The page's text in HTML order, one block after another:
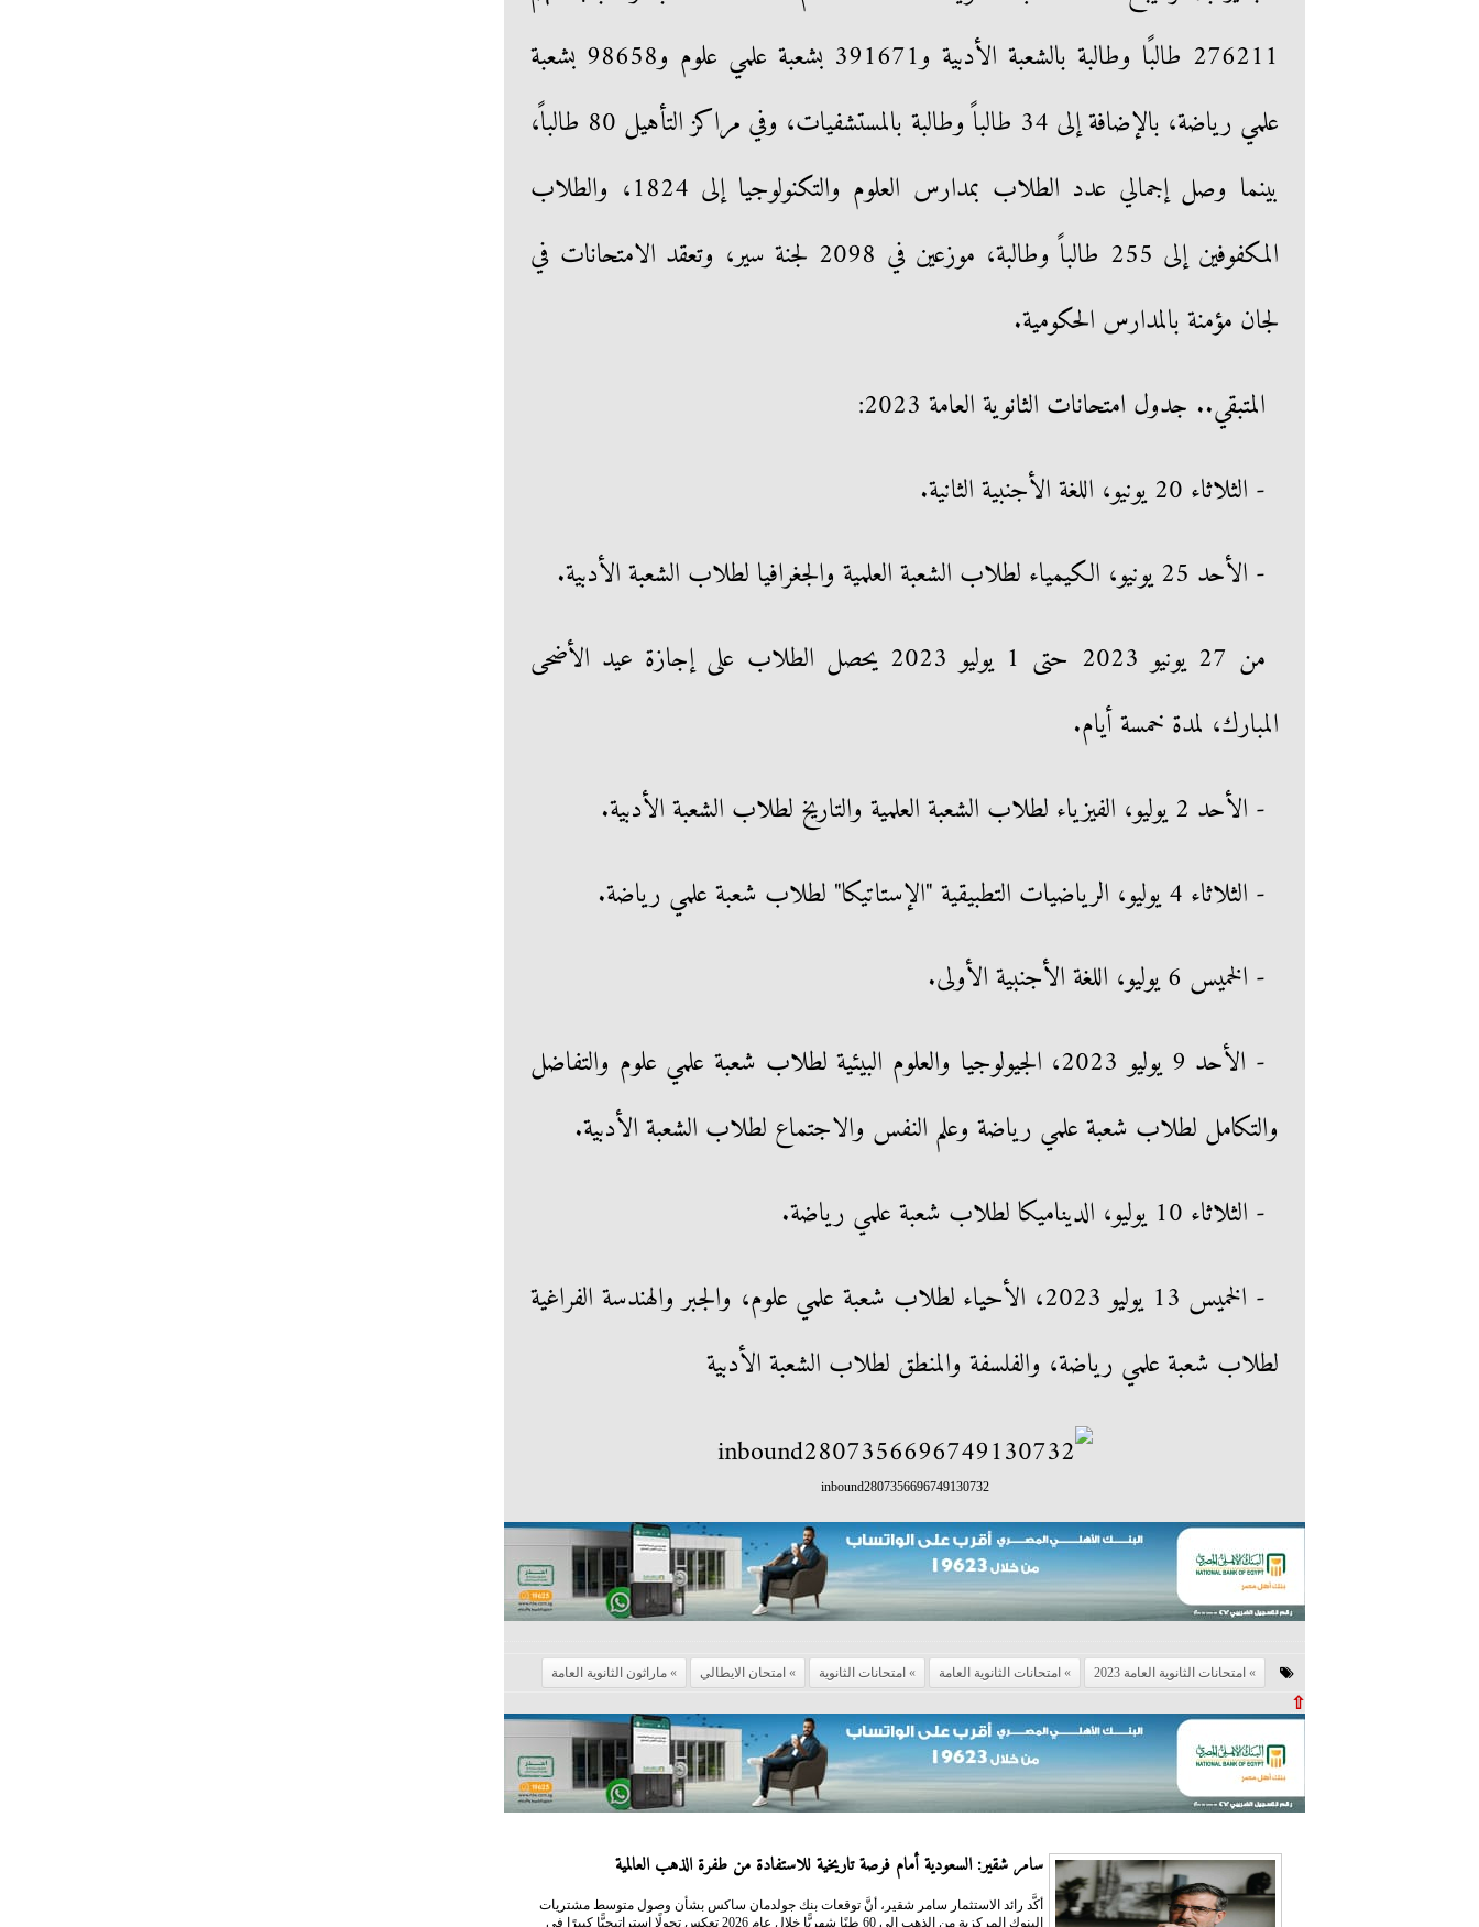
276211 طالبًا وطالبة بالشعبة الأدبية و391671 بشعبة علمي علوم و98658 بشعبة
علمي رياضة، بالإضافة إلى 34 طالباً وطالبة بالمستشفيات، وفي مراكز التأهيل 80 طالباً،
بينما وصل إجمالي عدد الطلاب بمدارس العلوم والتكنولوجيا إلى 1824، والطلاب
المكفوفين إلى 255 طالباً وطالبة، موزعين في 2098 لجنة سير، وتعقد الامتحانات في
لجان مؤمنة بالمدارس الحكومية.
المتبقي.. جدول امتحانات الثانوية العامة 2023:
- الثلاثاء 20 يونيو، اللغة الأجنبية الثانية.
- الأحد 25 يونيو، الكيمياء لطلاب الشعبة العلمية والجغرافيا لطلاب الشعبة الأدبية.
من 27 يونيو 2023 حتى 1 يوليو 2023 يحصل الطلاب على إجازة عيد الأضحى
المبارك، لمدة خمسة أيام.
- الأحد 2 يوليو، الفيزياء لطلاب الشعبة العلمية والتاريخ لطلاب الشعبة الأدبية.
- الثلاثاء 4 يوليو، الرياضيات التطبيقية "الإستاتيكا" لطلاب شعبة علمي رياضة.
- الخميس 6 يوليو، اللغة الأجنبية الأولى.
- الأحد 9 يوليو 2023، الجيولوجيا والعلوم البيئية لطلاب شعبة علمي علوم والتفاضل
والتكامل لطلاب شعبة علمي رياضة وعلم النفس والاجتماع لطلاب الشعبة الأدبية.
- الثلاثاء 10 يوليو، الديناميكا لطلاب شعبة علمي رياضة.
- الخميس 13 يوليو 2023، الأحياء لطلاب شعبة علمي علوم، والجبر والهندسة الفراغية
لطلاب شعبة علمي رياضة، والفلسفة والمنطق لطلاب الشعبة الأدبية
inbound2807356696749130732
امتحانات الثانوية العامة 2023 امتحانات الثانوية العامة امتحانات الثانوية امتحان الايطالي ماراثون الثانوية العامة
⇧
سامر شقير: السعودية أمام فرصة تاريخية للاستفادة من طفرة الذهب العالمية
أكَّد رائد الاستثمار سامر شقير، أنَّ توقعات بنك جولدمان ساكس بشأن وصول متوسط مشتريات
البنوك المركزية من الذهب إلى 60 طنًا شهريًّا خلال عام 2026 تعكس تحولًا استراتيجيًّا كبيرًا في